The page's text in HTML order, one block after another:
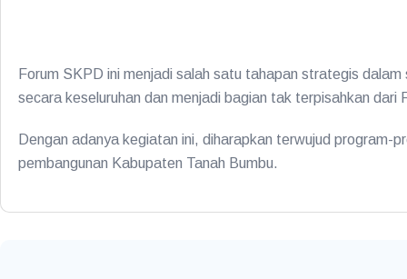
Forum SKPD ini menjadi salah satu tahapan strategis
secara keseluruhan dan menjadi bagian tak terpisahkan
Dengan adanya kegiatan ini, diharapkan terwujud
pembangunan Kabupaten Tanah Bumbu.